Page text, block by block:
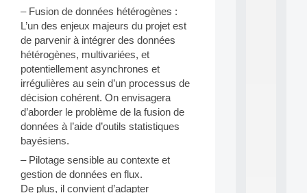
– Fusion de données hétérogènes :
L’un des enjeux majeurs du projet est
de parvenir à intégrer des données
hétérogènes, multivariées, et
potentiellement asynchrones et
irrégulières au sein d’un processus de
décision cohérent. On envisagera
d’aborder le problème de la fusion de
données à l’aide d’outils statistiques
bayésiens.
– Pilotage sensible au contexte et
gestion de données en flux.
De plus, il convient d’adapter